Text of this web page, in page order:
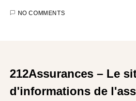
NO COMMENTS
212Assurances – Le
d'informations de